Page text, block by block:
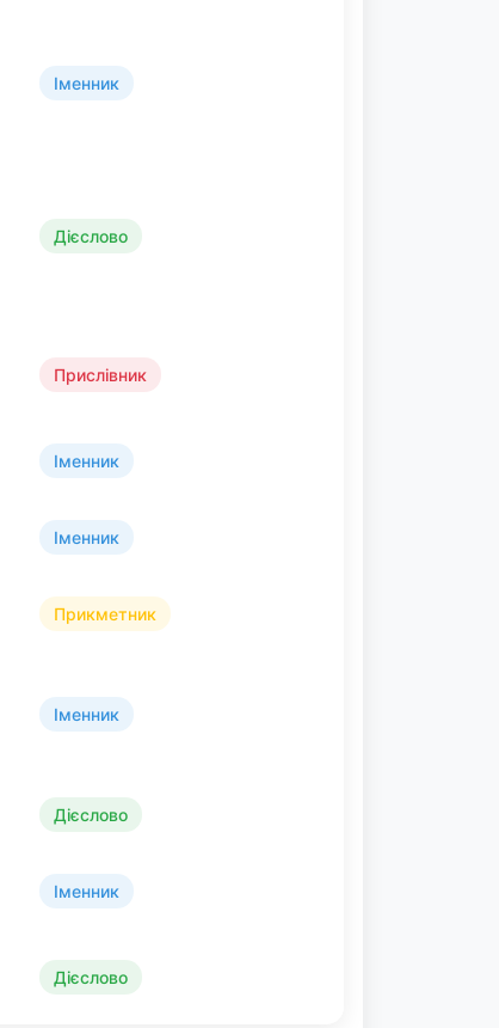
Іменник
Дієслово
Прислівник
Іменник
Іменник
Прикметник
Іменник
Дієслово
Іменник
Дієслово